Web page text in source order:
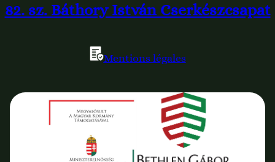
82. sz. Báthory István Cserkészcsapat
Mentions légales